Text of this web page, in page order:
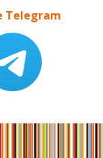
Telegram